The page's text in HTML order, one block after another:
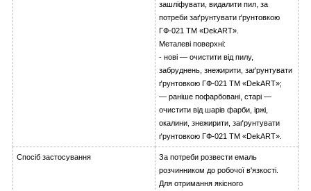
зашліфувати, видалити пил, за
потреби заґрунтувати ґрунтовкою
ГФ-021 ТМ «DekART».
Металеві поверхні:
- нові — очистити від пилу,
забруднень, знежирити, заґрунтувати
ґрунтовкою ГФ-021 ТМ «DekART»;
— раніше пофарбовані, старі —
очистити від шарів фарби, іржі,
окалини, знежирити, заґрунтувати
ґрунтовкою ГФ-021 ТМ «DekART».
Спосіб застосування
За потреби розвести емаль
розчинником до робочої в'язкості.
Для отримання якісного